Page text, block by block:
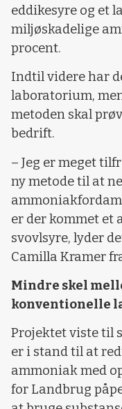
eddikesyre og et
miljøskadelige
procent.
Indtil videre har
laboratorium,
metoden skal
bedrift.
– Jeg er meget
ny metode til at
er der kommet et
svovlsyre, lyder
Camilla Kramer
Mindre skel
konventionelle
Projektet viste til
er i stand til at
ammoniak med
for Landbrug